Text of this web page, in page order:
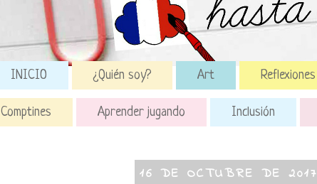
INICIO ¿Quién soy? Art Reflexiones
Comptines Aprender jugando Inclusión
16 DE OCTUBRE DE 2017